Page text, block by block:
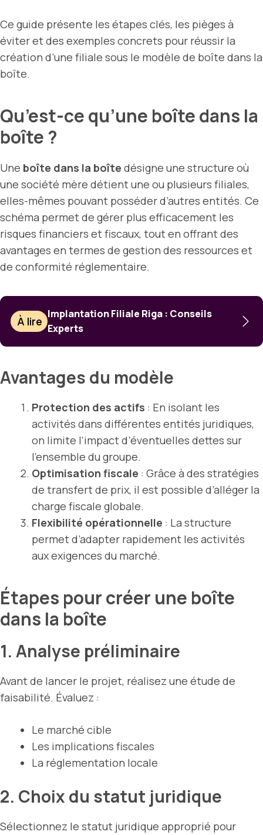
Ce guide présente les étapes clés, les pièges à
éviter et des exemples concrets pour réussir la
création d’une filiale sous le modèle de boîte dans la
boîte.
Qu’est-ce qu’une boîte dans la
boîte ?
Une boîte dans la boîte désigne une structure où
une société mère détient une ou plusieurs filiales,
elles-mêmes pouvant posséder d’autres entités. Ce
schéma permet de gérer plus efficacement les
risques financiers et fiscaux, tout en offrant des
avantages en termes de gestion des ressources et
de conformité réglementaire.
À lire
Implantation Filiale Riga : Conseils
Experts
Avantages du modèle
Protection des actifs : En isolant les
activités dans différentes entités juridiques,
on limite l’impact d’éventuelles dettes sur
l’ensemble du groupe.
Optimisation fiscale : Grâce à des stratégies
de transfert de prix, il est possible d’alléger la
charge fiscale globale.
Flexibilité opérationnelle : La structure
permet d’adapter rapidement les activités
aux exigences du marché.
Étapes pour créer une boîte
dans la boîte
1. Analyse préliminaire
Avant de lancer le projet, réalisez une étude de
faisabilité. Évaluez :
Le marché cible
Les implications fiscales
La réglementation locale
2. Choix du statut juridique
Sélectionnez le statut juridique approprié pour